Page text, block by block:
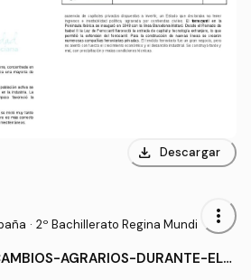
download Descargar
· 2º Bachillerato Regina Mundi more_vert
AGRARIOS-DURANTE-EL-